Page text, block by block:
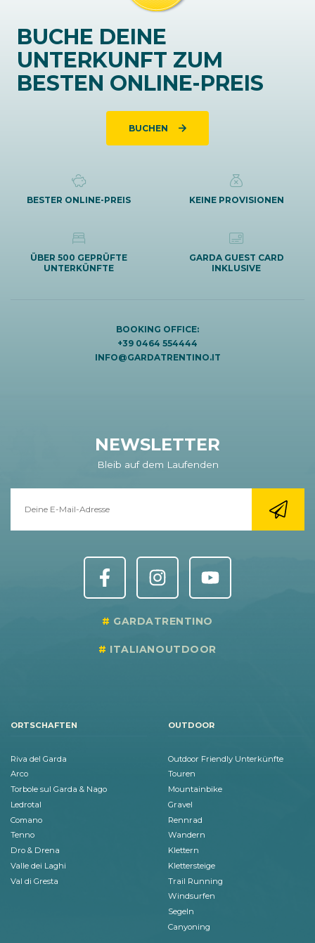
BUCHE DEINE
UNTERKUNFT ZUM
BESTEN ONLINE-PREIS
BUCHEN
BESTER ONLINE-PREIS KEINE PROVISIONEN
ÜBER 500 GEPRÜFTE
UNTERKÜNFTE
GARDA GUEST CARD
INKLUSIVE
BOOKING OFFICE:
+39 0464 554444
INFO@GARDATRENTINO.IT
NEWSLETTER
Bleib auf dem Laufenden
GARDATRENTINO
ITALIANOUTDOOR
ORTSCHAFTEN
Riva del Garda
Arco
Torbole sul Garda & Nago
Ledrotal
Comano
Tenno
Dro & Drena
Valle dei Laghi
Val di Gresta
OUTDOOR
Outdoor Friendly Unterkünfte
Touren
Mountainbike
Gravel
Rennrad
Wandern
Klettern
Klettersteige
Trail Running
Windsurfen
Segeln
Canyoning